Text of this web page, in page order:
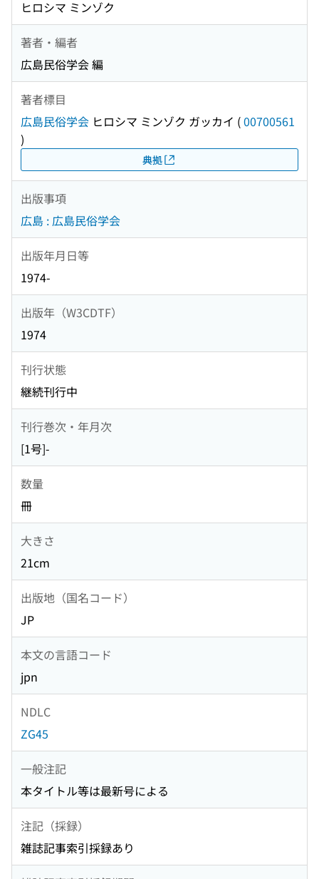
ヒロシマ ミンゾク
著者・編者
広島民俗学会 編
著者標目
広島民俗学会 ヒロシマ ミンゾク ガッカイ (00700561
)
典拠
出版事項
広島 : 広島民俗学会
出版年月日等
1974-
出版年（W3CDTF）
1974
刊行状態
継続刊行中
刊行巻次・年月次
[1号]-
数量
冊
大きさ
21cm
出版地（国名コード）
JP
本文の言語コード
jpn
NDLC
ZG45
一般注記
本タイトル等は最新号による
注記（採録）
雑誌記事索引採録あり